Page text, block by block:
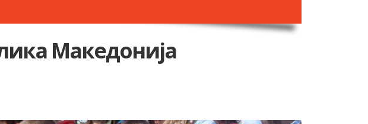
Македонија